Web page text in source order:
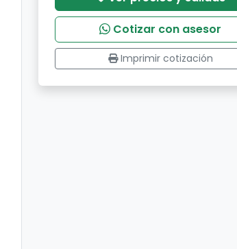
Cotizar con asesor
Imprimir cotización